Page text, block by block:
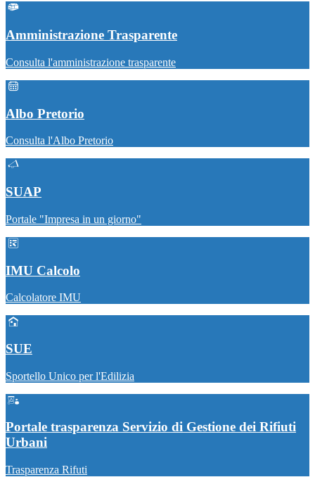
Amministrazione Trasparente
Consulta l'amministrazione trasparente
Albo Pretorio
Consulta l'Albo Pretorio
SUAP
Portale "Impresa in un giorno"
IMU Calcolo
Calcolatore IMU
SUE
Sportello Unico per l'Edilizia
Portale trasparenza Servizio di Gestione dei Rifiuti
Urbani
Trasparenza Rifuti